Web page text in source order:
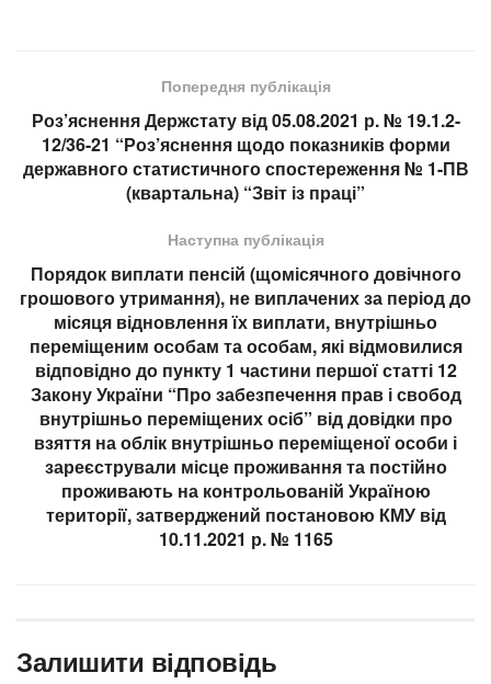
Попередня публікація
Роз’яснення Держстату від 05.08.2021 р. № 19.1.2-
12/36-21 “Роз’яснення щодо показників форми
державного статистичного спостереження № 1-ПВ
(квартальна) “Звіт із праці”
Наступна публікація
Порядок виплати пенсій (щомісячного довічного
грошового утримання), не виплачених за період до
місяця відновлення їх виплати, внутрішньо
переміщеним особам та особам, які відмовилися
відповідно до пункту 1 частини першої статті 12
Закону України “Про забезпечення прав і свобод
внутрішньо переміщених осіб” від довідки про
взяття на облік внутрішньо переміщеної особи і
зареєстрували місце проживання та постійно
проживають на контрольованій Україною
території, затверджений постановою КМУ від
10.11.2021 р. № 1165
Залишити відповідь